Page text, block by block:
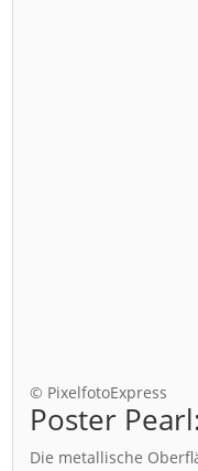
© PixelfotoExpress
Poster Pearl:
Die metallische